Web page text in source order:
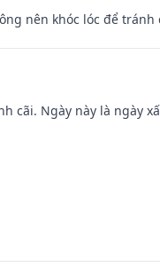
nên khóc lóc để
cãi. Ngày này là ngày